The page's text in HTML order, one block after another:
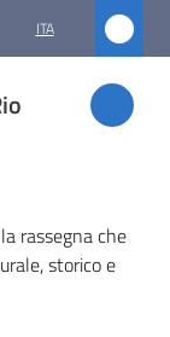
ITA
rassegna che
storico e